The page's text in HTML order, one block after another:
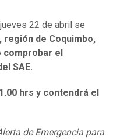
22 de abril se
región de Coquimbo,
el
SAE.
hrs y contendrá el
de Emergencia para